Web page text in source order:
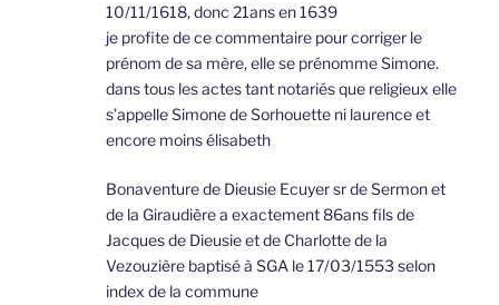
10/11/1618, donc 21ans en 1639
je profite de ce commentaire pour corriger le
prénom de sa mère, elle se prénomme Simone.
dans tous les actes tant notariés que religieux elle
s’appelle Simone de Sorhouette ni laurence et
encore moins élisabeth
Bonaventure de Dieusie Ecuyer sr de Sermon et
de la Giraudière a exactement 86ans fils de
Jacques de Dieusie et de Charlotte de la
Vezouzière baptisé à SGA le 17/03/1553 selon
index de la commune